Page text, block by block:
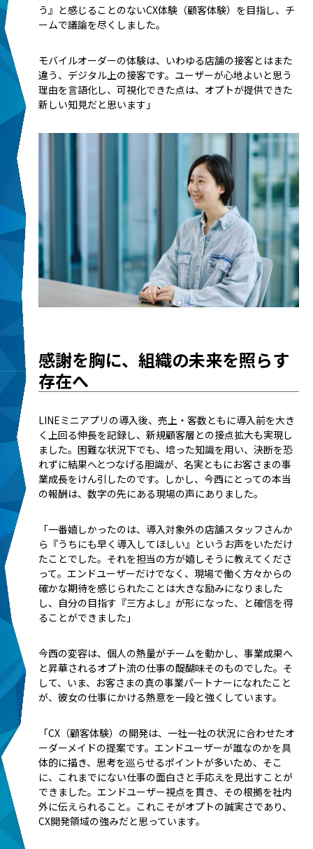
う』と感じることのないCX体験（顧客体験）を目指し、チ
ームで議論を尽くしました。
モバイルオーダーの体験は、いわゆる店舗の接客とはまた
違う、デジタル上の接客です。ユーザーが心地よいと思う
理由を言語化し、可視化できた点は、オプトが提供できた
新しい知見だと思います」
感謝を胸に、組織の未来を照らす
存在へ
LINEミニアプリの導入後、売上・客数ともに導入前を大き
く上回る伸長を記録し、新規顧客層との接点拡大も実現し
ました。困難な状況下でも、培った知識を用い、決断を恐
れずに結果へとつなげる胆識が、名実ともにお客さまの事
業成長をけん引したのです。しかし、今西にとっての本当
の報酬は、数字の先にある現場の声にありました。
「一番嬉しかったのは、導入対象外の店舗スタッフさんか
ら『うちにも早く導入してほしい』というお声をいただけ
たことでした。それを担当の方が嬉しそうに教えてくださ
って。エンドユーザーだけでなく、現場で働く方々からの
確かな期待を感じられたことは大きな励みになりました
し、自分の目指す『三方よし』が形になった、と確信を得
ることができました」
今西の変容は、個人の熱量がチームを動かし、事業成果へ
と昇華されるオプト流の仕事の醍醐味そのものでした。そ
して、いま、お客さまの真の事業パートナーになれたこと
が、彼女の仕事にかける熱意を一段と強くしています。
「CX（顧客体験）の開発は、一社一社の状況に合わせたオ
ーダーメイドの提案です。エンドユーザーが誰なのかを具
体的に描き、思考を巡らせるポイントが多いため、そこ
に、これまでにない仕事の面白さと手応えを見出すことが
できました。エンドユーザー視点を貫き、その根拠を社内
外に伝えられること。これこそがオプトの誠実さであり、
CX開発領域の強みだと思っています。